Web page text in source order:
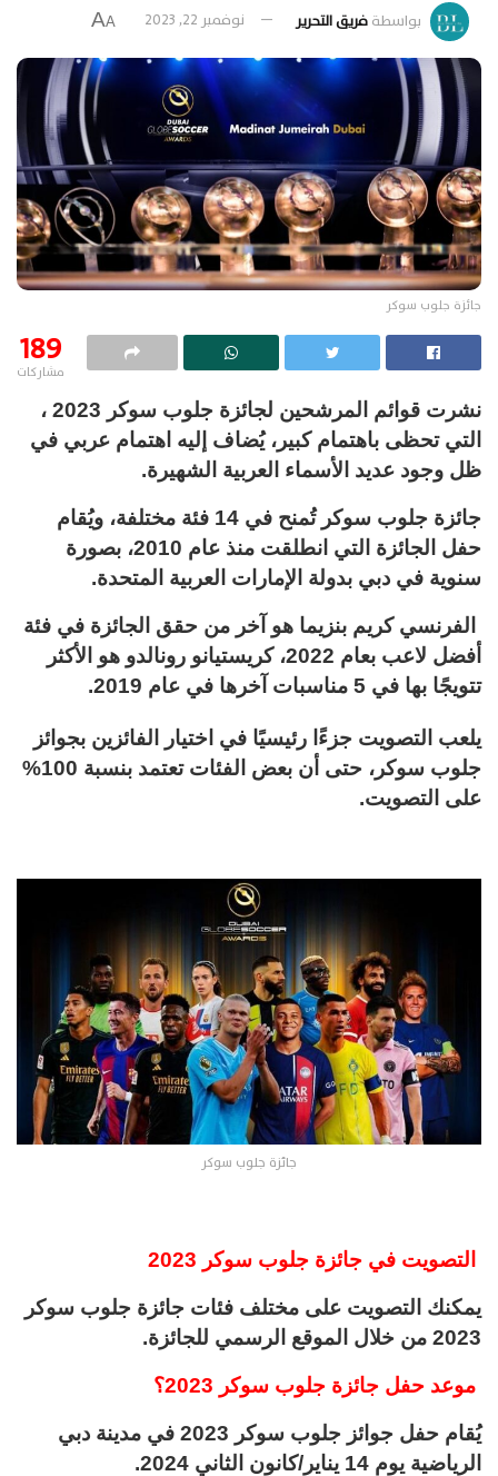
بواسطةفريق التحرير نوفمبر 22, 2023 A
A
جائزة جلوب سوكر
189
مشاركات
نشرت قوائم المرشحين لجائزة جلوب سوكر 2023 ،
التي تحظى باهتمام كبير، يُضاف إليه اهتمام عربي في
ظل وجود عديد الأسماء العربية الشهيرة.
جائزة جلوب سوكر تُمنح في 14 فئة مختلفة، ويُقام
حفل الجائزة التي انطلقت منذ عام 2010، بصورة
سنوية في دبي بدولة الإمارات العربية المتحدة.
الفرنسي كريم بنزيما هو آخر من حقق الجائزة في فئة
أفضل لاعب بعام 2022، كريستيانو رونالدو هو الأكثر
تتويجًا بها في 5 مناسبات آخرها في عام 2019.
يلعب التصويت جزءًا رئيسيًا في اختيار الفائزين بجوائز
جلوب سوكر، حتى أن بعض الفئات تعتمد بنسبة 100%
على التصويت.
جائزة جلوب سوكر
التصويت في جائزة جلوب سوكر 2023
يمكنك التصويت على مختلف فئات جائزة جلوب سوكر
2023 من خلال الموقع الرسمي للجائزة.
موعد حفل جائزة جلوب سوكر 2023؟
يُقام حفل جوائز جلوب سوكر 2023 في مدينة دبي
الرياضية يوم 14 يناير/كانون الثاني 2024.